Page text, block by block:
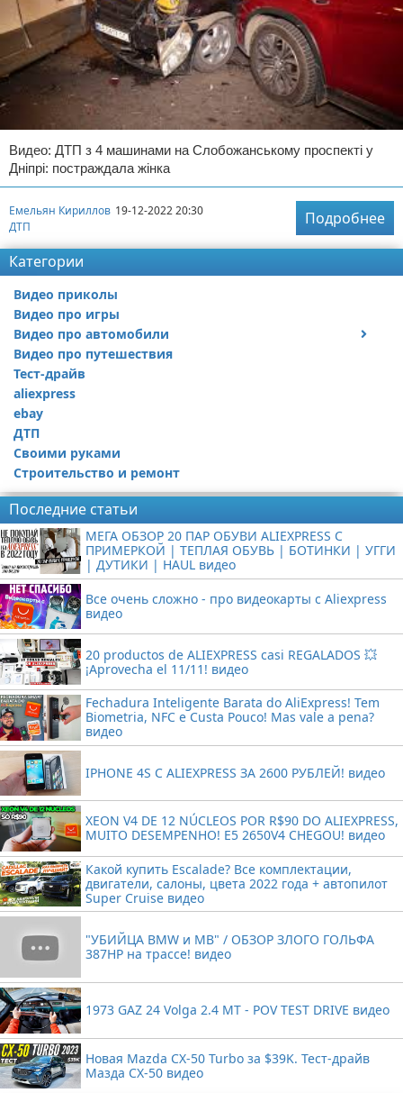
Видео: ДТП з 4 машинами на Слобожанському проспекті у
Дніпрі: постраждала жінка
Емельян Кириллов 19-12-2022 20:30
ДТП
Подробнее
Категории
Видео приколы
Видео про игры
Видео про автомобили
Ремонт автомобиля
Видео про путешествия
Тест-драйв
aliexpress
ebay
ДТП
Своими руками
Строительство и ремонт
Последние статьи
МЕГА ОБЗОР 20 ПАР ОБУВИ ALIEXPRESS С
ПРИМЕРКОЙ | ТЕПЛАЯ ОБУВЬ | БОТИНКИ | УГГИ
| ДУТИКИ | HAUL видео
Все очень сложно - про видеокарты с Aliexpress
видео
20 productos de ALIEXPRESS casi REGALADOS 💥
¡Aprovecha el 11/11! видео
Fechadura Inteligente Barata do AliExpress! Tem
Biometria, NFC e Custa Pouco! Mas vale a pena?
видео
IPHONE 4S С ALIEXPRESS ЗА 2600 РУБЛЕЙ! видео
XEON V4 DE 12 NÚCLEOS POR R$90 DO ALIEXPRESS,
MUITO DESEMPENHO! E5 2650V4 CHEGOU! видео
Какой купить Escalade? Все комплектации,
двигатели, салоны, цвета 2022 года + автопилот
Super Cruise видео
"УБИЙЦА BMW и MB" / ОБЗОР ЗЛОГО ГОЛЬФА
387HP на трассе! видео
1973 GAZ 24 Volga 2.4 MT - POV TEST DRIVE видео
Новая Mazda CX-50 Turbo за $39K. Тест-драйв
Мазда CX-50 видео